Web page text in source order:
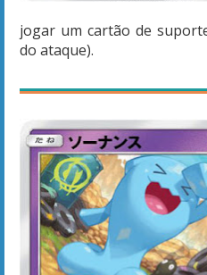
jogar um cartão de
do ataque).